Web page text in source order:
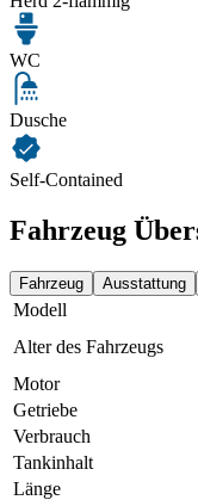
WC
Dusche
Self-Contained
Fahrzeug
Fahrzeug Ausstattung
Modell
Alter des Fahrzeugs
Motor
Getriebe
Verbrauch
Tankinhalt
Länge